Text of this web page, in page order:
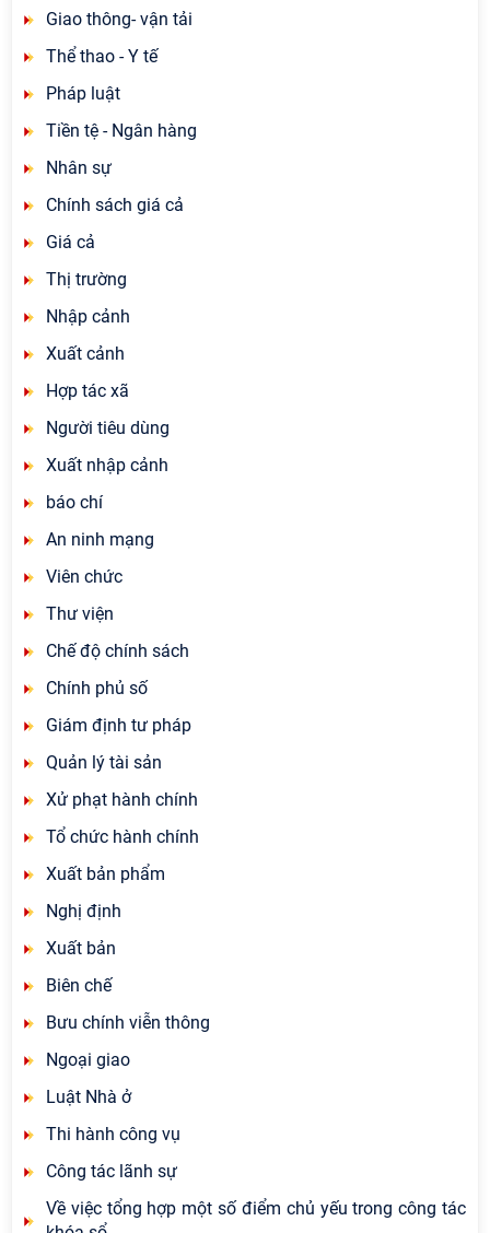
Giao thông- vận tải
Thể thao - Y tế
Pháp luật
Tiền tệ - Ngân hàng
Nhân sự
Chính sách giá cả
Giá cả
Thị trường
Nhập cảnh
Xuất cảnh
Hợp tác xã
Người tiêu dùng
Xuất nhập cảnh
báo chí
An ninh mạng
Viên chức
Thư viện
Chế độ chính sách
Chính phủ số
Giám định tư pháp
Quản lý tài sản
Xử phạt hành chính
Tổ chức hành chính
Xuất bản phẩm
Nghị định
Xuất bản
Biên chế
Bưu chính viễn thông
Ngoại giao
Luật Nhà ở
Thi hành công vụ
Công tác lãnh sự
Về việc tổng hợp một số điểm chủ yếu trong công tác